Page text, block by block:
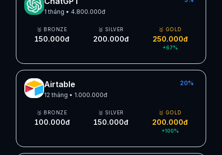
1 tháng • 4.800.000đ
🥉 BRONZE
150.000đ
🥈 SILVER
200.000đ
🥇 GOLD
250.000đ
+67%
Airtable
12 tháng • 1.000.000đ
20%
🥉 BRONZE
100.000đ
🥈 SILVER
150.000đ
🥇 GOLD
200.000đ
+100%